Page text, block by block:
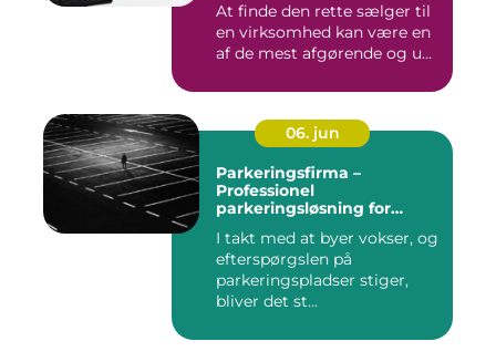
At finde den rette sælger til
en virksomhed kan være en
af de mest afgørende og u...
06. jun
Parkeringsfirma –
Professionel
parkeringsløsning for
I takt med at byer vokser, og
efterspørgslen på
parkeringspladser stiger,
bliver det st...